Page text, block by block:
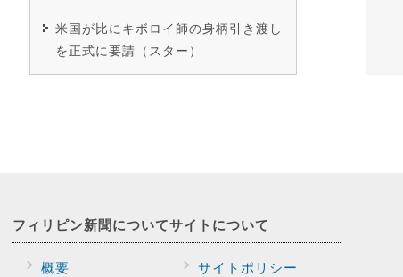
米国が比にキボロイ師の身柄引き渡し
を正式に要請（スター）
フィリピン新聞について
概要
サイトについて
サイトポリシー